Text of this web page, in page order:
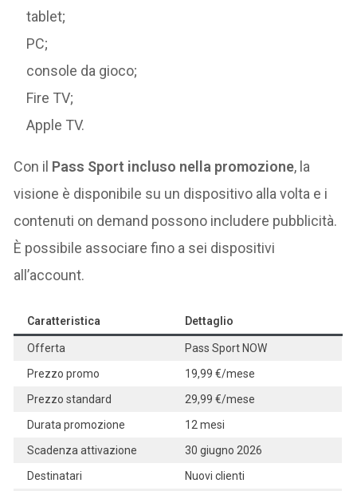
tablet;
PC;
console da gioco;
Fire TV;
Apple TV.
Con il Pass Sport incluso nella promozione, la
visione è disponibile su un dispositivo alla volta e i
contenuti on demand possono includere pubblicità.
È possibile associare fino a sei dispositivi
all’account.
Caratteristica Dettaglio
Offerta
Pass Sport NOW
Prezzo promo
19,99 €/mese
Prezzo standard
29,99 €/mese
Durata promozione
12 mesi
Scadenza attivazione
30 giugno 2026
Destinatari
Nuovi clienti